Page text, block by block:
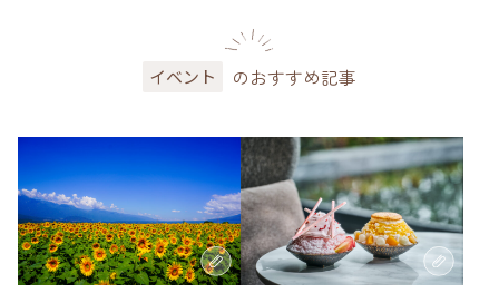
イベント のおすすめ記事